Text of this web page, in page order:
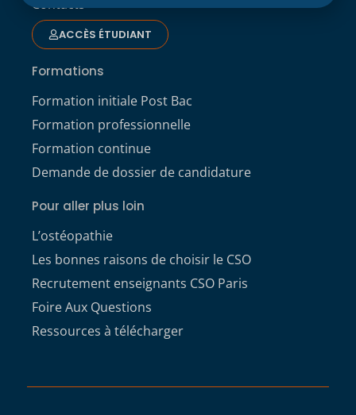
Contacts
ACCÈS ÉTUDIANT
Formations
Formation initiale Post Bac
Formation professionnelle
Formation continue
Demande de dossier de candidature
Pour aller plus loin
L’ostéopathie
Les bonnes raisons de choisir le CSO
Recrutement enseignants CSO Paris
Foire Aux Questions
Ressources à télécharger